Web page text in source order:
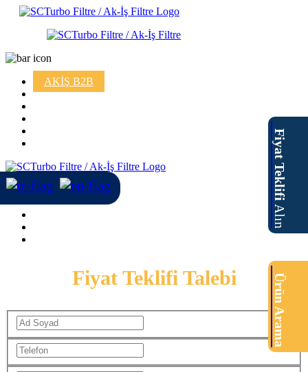
AKİŞ B2B
Fiyat Teklifi
Alın
Fiyat Teklifi Talebi Ürün Arama